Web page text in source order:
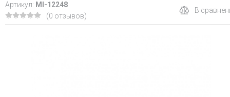
Артикул: MI-12248
(0 отзывов)
В